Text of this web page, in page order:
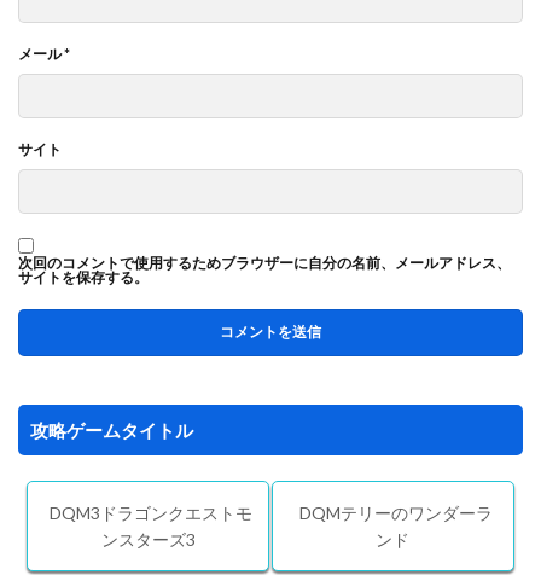
メール*
サイト
次回のコメントで使用するためブラウザーに自分の名前、メールアドレス、
サイトを保存する。
攻略ゲームタイトル
DQM3ドラゴンクエストモ
ンスターズ3
DQMテリーのワンダーラ
ンド